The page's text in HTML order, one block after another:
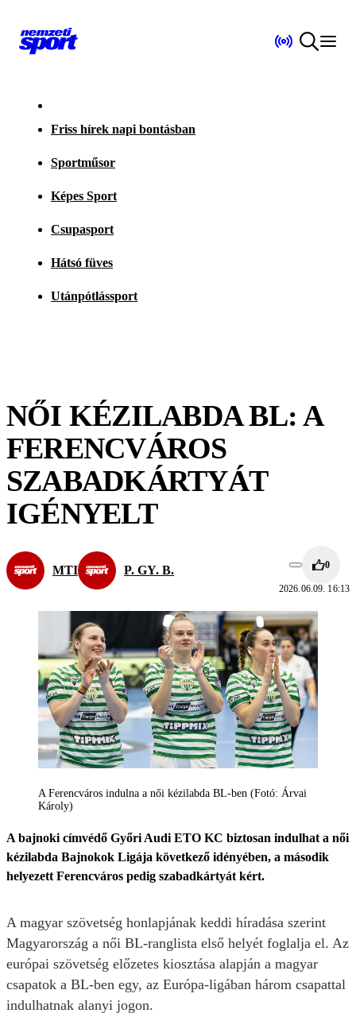
Friss hírek napi bontásban
Sportműsor
Képes Sport
Csupasport
Hátsó füves
Utánpótlássport
NŐI KÉZILABDA BL: A
FERENCVÁROS
SZABADKÁRTYÁT
IGÉNYELT
MTI P. GY. B. 0
2026.06.09. 16:13
A Ferencváros indulna a női kézilabda BL-ben (Fotó: Árvai
Károly)
A bajnoki címvédő Győri Audi ETO KC biztosan indulhat a női
kézilabda Bajnokok Ligája következő idényében, a második
helyezett Ferencváros pedig szabadkártyát kért.
A magyar szövetség honlapjának keddi híradása szerint
Magyarország a női BL-ranglista első helyét foglalja el. Az
európai szövetség előzetes kiosztása alapján a magyar
csapatok a BL-ben egy, az Európa-ligában három csapattal
indulhatnak alanyi jogon.